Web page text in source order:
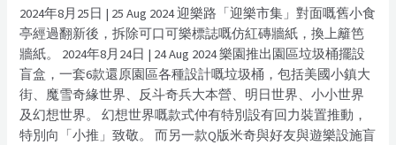
2024年8月25日 | 25 Aug 2024 迎樂路「迎樂市集」對面嘅舊小食
亭經過翻新後，拆除可口可樂標誌嘅仿紅磚牆紙，換上籬笆
牆紙。 2024年8月24日 | 24 Aug 2024 樂園推出園區垃圾桶擺設
盲盒，一套6款還原園區各種設計嘅垃圾桶，包括美國小鎮大
街、魔雪奇緣世界、反斗奇兵大本營、明日世界、小小世界
及幻想世界。 幻想世界嘅款式仲有特別設有回力裝置推動，
特別向「小推」致敬。 而另一款Q版米奇與好友與遊樂設施盲